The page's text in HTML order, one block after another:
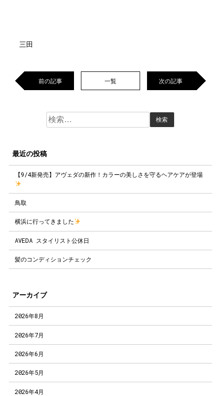
三田
前の記事 一覧 次の記事
検
索:
最近の投稿
【9/4新発売】アヴェダの新作！カラーの美しさを守るヘアケアが登場
鳥取
横浜に行ってきました
AVEDA スタイリスト公休日
髪のコンディションチェック
アーカイブ
2026年8月
2026年7月
2026年6月
2026年5月
2026年4月